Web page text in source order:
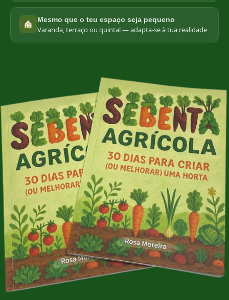
Mesmo que o teu espaço seja pequeno
Varanda, terraço ou quintal — adapta-se à tua realidade